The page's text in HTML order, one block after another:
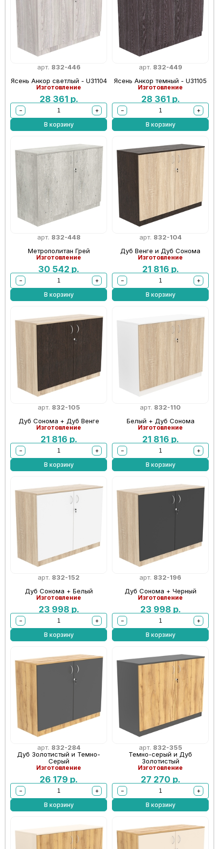
арт. 832-446
Ясень Анкор светлый - U31104
Изготовление
28 361 р.
−
+
В корзину
арт. 832-449
Ясень Анкор темный - U31105
Изготовление
28 361 р.
−
+
В корзину
арт. 832-448
Метрополитан Грей
Изготовление
30 542 р.
−
+
В корзину
арт. 832-104
Дуб Венге и Дуб Сонома
Изготовление
21 816 р.
−
+
В корзину
арт. 832-105
Дуб Сонома + Дуб Венге
Изготовление
21 816 р.
−
+
В корзину
арт. 832-110
Белый + Дуб Сонома
Изготовление
21 816 р.
−
+
В корзину
арт. 832-152
Дуб Сонома + Белый
Изготовление
23 998 р.
−
+
В корзину
арт. 832-196
Дуб Сонома + Черный
Изготовление
23 998 р.
−
+
В корзину
арт. 832-284
Дуб Золотистый и Темно-
Серый
Изготовление
26 179 р.
−
+
В корзину
арт. 832-355
Темно-серый и Дуб
Золотистый
Изготовление
27 270 р.
−
+
В корзину